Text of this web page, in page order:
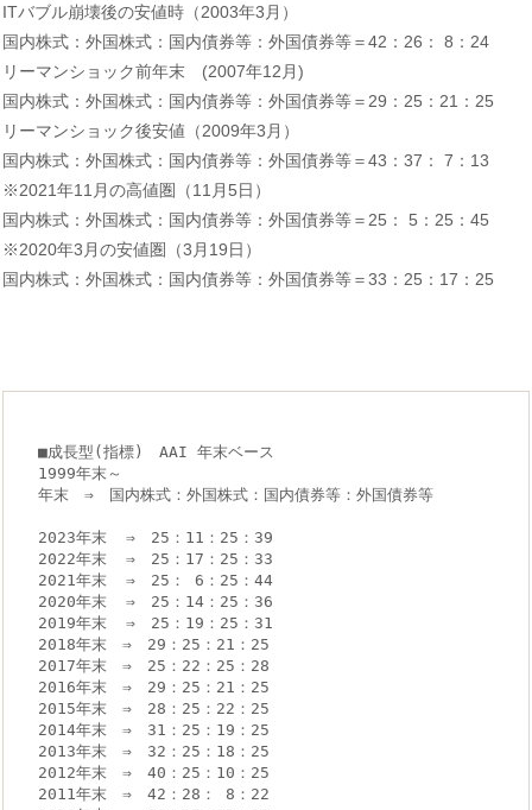
ITバブル崩壊後の安値時（2003年3月）
国内株式：外国株式：国内債券等：外国債券等＝42：26： 8：24
リーマンショック前年末 (2007年12月)
国内株式：外国株式：国内債券等：外国債券等＝29：25：21：25
リーマンショック後安値（2009年3月）
国内株式：外国株式：国内債券等：外国債券等＝43：37： 7：13
※2021年11月の高値圏（11月5日）
国内株式：外国株式：国内債券等：外国債券等＝25： 5：25：45
※2020年3月の安値圏（3月19日）
国内株式：外国株式：国内債券等：外国債券等＝33：25：17：25
■成長型(指標)　AAI 年末ベース
1999年末～
年末　⇒　国内株式：外国株式：国内債券等：外国債券等
2023年末  ⇒　25：11：25：39
2022年末  ⇒　25：17：25：33
2021年末  ⇒　25： 6：25：44
2020年末  ⇒　25：14：25：36
2019年末  ⇒　25：19：25：31
2018年末　⇒　29：25：21：25
2017年末　⇒　25：22：25：28
2016年末　⇒　29：25：21：25
2015年末　⇒　28：25：22：25
2014年末　⇒　31：25：19：25
2013年末　⇒　32：25：18：25
2012年末　⇒　40：25：10：25
2011年末　⇒　42：28： 8：22